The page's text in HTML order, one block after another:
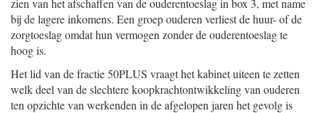
zien van het afschaffen van de ouderentoeslag in box 3, met name
bij de lagere inkomens. Een groep ouderen verliest de huur- of de
zorgtoeslag omdat hun vermogen zonder de ouderentoeslag te
hoog is.
Het lid van de fractie 50PLUS vraagt het kabinet uiteen te zetten
welk deel van de slechtere koopkrachtontwikkeling van ouderen
ten opzichte van werkenden in de afgelopen jaren het gevolg is